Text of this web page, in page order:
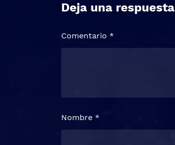
Deja una respuesta
Comentario *
Nombre *